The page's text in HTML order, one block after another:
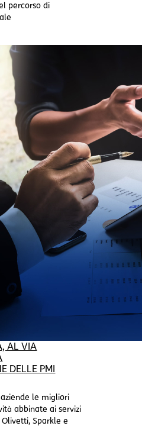
percorso di
AL VIA
DELLE PMI
le migliori
abbinate ai servizi
Sparkle e